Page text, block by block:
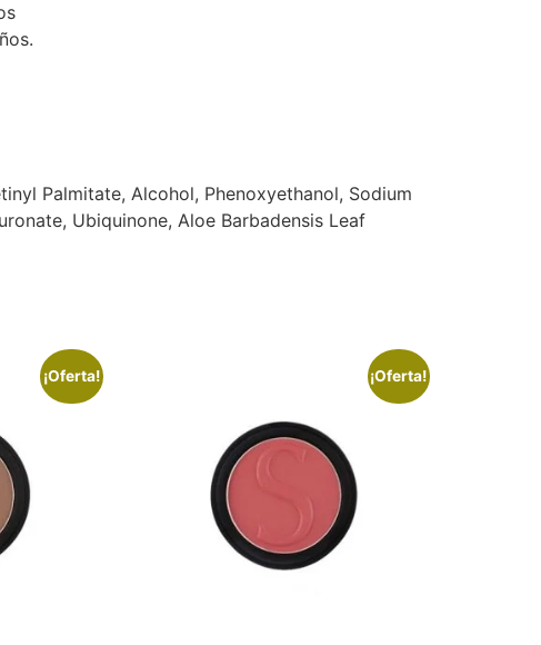
Palmitate, Alcohol, Phenoxyethanol, Sodium
Ubiquinone, Aloe Barbadensis Leaf
¡Oferta! ¡Oferta!